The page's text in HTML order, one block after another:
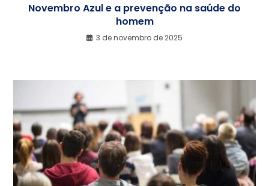
Novembro Azul e a prevenção na saúde do
homem
3 de novembro de 2025